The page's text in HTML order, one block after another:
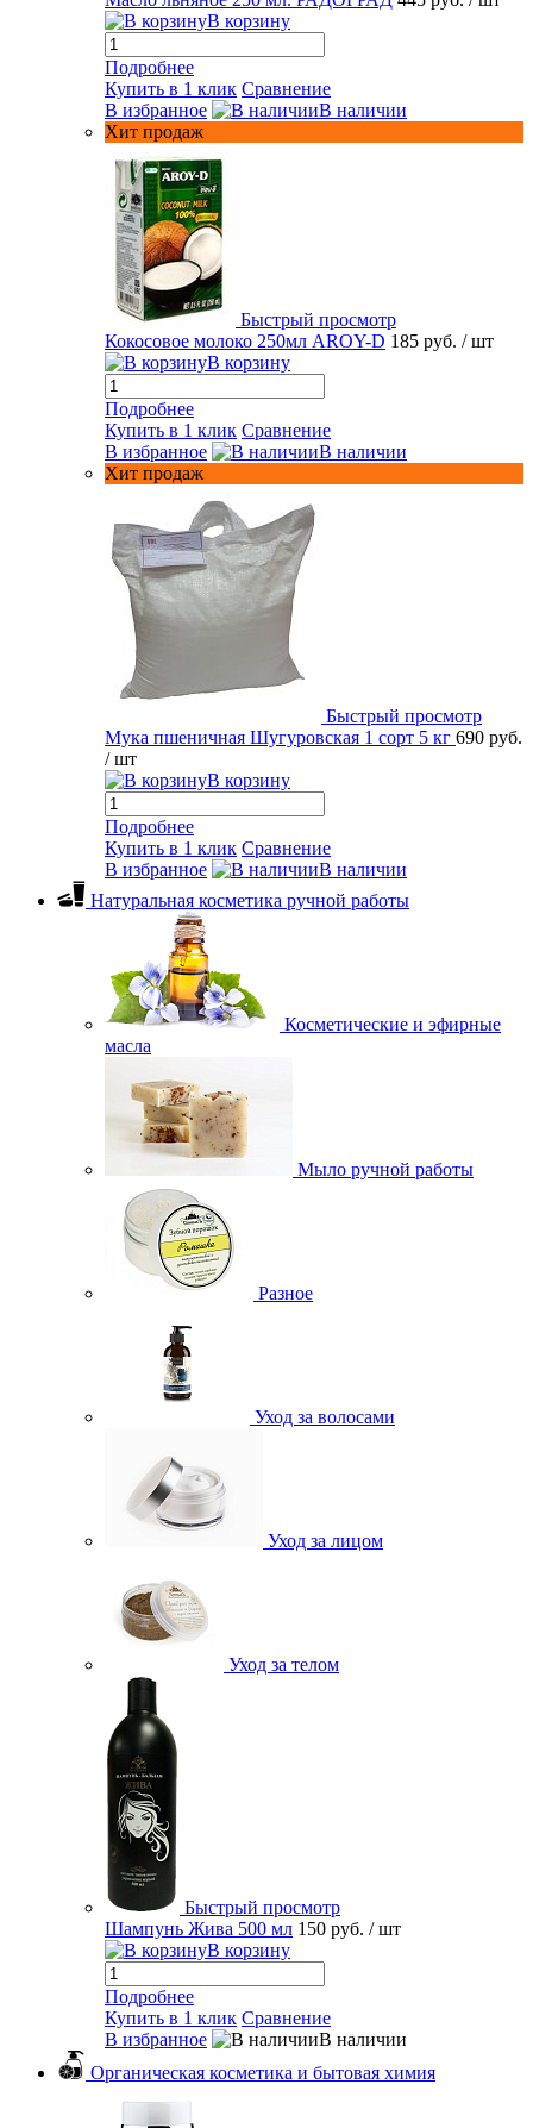
В корзину
Подробнее
Купить в 1 клик Сравнение
В избранное
В наличии
Хит продаж
Быстрый просмотр
Кокосовое молоко 250мл AROY-D 185 руб. / шт
В корзину
Подробнее
Купить в 1 клик Сравнение
В избранное
В наличии
Хит продаж
Быстрый просмотр
Мука пшеничная Шугуровская 1 сорт 5 кг 690 руб.
/ шт
В корзину
Подробнее
Купить в 1 клик Сравнение
В избранное
В наличии
Натуральная косметика ручной работы
Косметические и эфирные
масла
Мыло ручной работы
Разное
Уход за волосами
Уход за лицом
Уход за телом
Быстрый просмотр
Шампунь Жива 500 мл 150 руб. / шт
В корзину
Подробнее
Купить в 1 клик Сравнение
В избранное
В наличии
Органическая косметика и бытовая химия